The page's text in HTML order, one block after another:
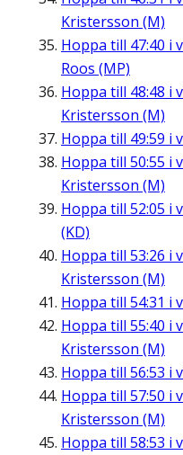
Kristersson (M)
Hoppa till 47:40 i
Roos (MP)
Hoppa till 48:48 i
Kristersson (M)
Hoppa till 49:59 i
Hoppa till 50:55 i
Kristersson (M)
Hoppa till 52:05 i
(KD)
Hoppa till 53:26 i
Kristersson (M)
Hoppa till 54:31 i
Hoppa till 55:40 i
Kristersson (M)
Hoppa till 56:53 i
Hoppa till 57:50 i
Kristersson (M)
Hoppa till 58:53 i